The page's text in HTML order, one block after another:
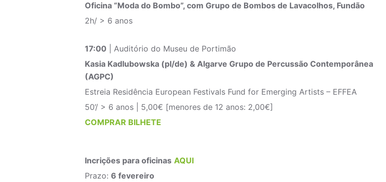
Oficina “Moda do Bombo”, com Grupo de Bombos de Lavacolhos, Fundão
2h/ > 6 anos
17:00 | Auditório do Museu de Portimão
Kasia Kadlubowska (pl/de) & Algarve Grupo de Percussão Contemporânea
(AGPC)
Estreia Residência European Festivals Fund for Emerging Artists – EFFEA
50’/ > 6 anos | 5,00€ [menores de 12 anos: 2,00€]
COMPRAR BILHETE
Incrições para oficinas AQUI
Prazo: 6 fevereiro